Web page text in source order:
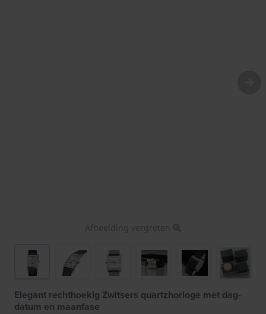
Afbeelding vergroten
Elegant rechthoekig Zwitsers quartzhorloge met dag-
datum en maanfase